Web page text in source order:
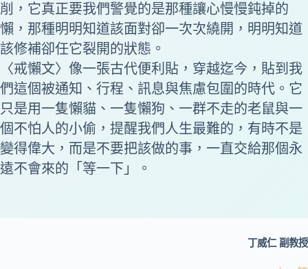
削，它真正要我們警覺的是那種讓心慢慢鈍掉的
懶，那種明明知道該面對卻一次次繞開，明明知道
該修補卻任它裂開的狀態。
〈戒懶文〉像一張古代便利貼，穿越迄今，貼到我
們這個被通知、行程、訊息與焦慮包圍的時代。它
只是用一隻懶貓、一隻懶狗、一群不走的老鼠與一
個不怕人的小偷，提醒我們人生最難的，有時不是
變得偉大，而是不要把該做的事，一直交給那個永
遠不會來的「等一下」。
丁威仁 副教授